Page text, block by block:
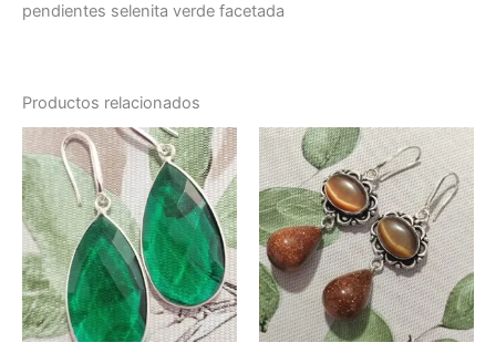
pendientes selenita verde facetada
Productos relacionados